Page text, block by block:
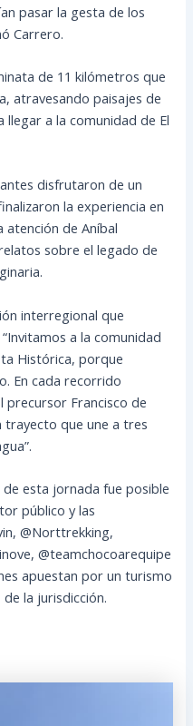
pasar la gesta de los
Carrero.
de 11 kilómetros que
atravesando paisajes de
a la comunidad de El
disfrutaron de un
la experiencia en
atención de Aníbal
sobre el legado de
interregional que
a la comunidad
Histórica, porque
En cada recorrido
precursor Francisco de
trayecto que une a tres
esta jornada fue posible
público y las
@Norttrekking,
@teamchocoarequipe
apuestan por un turismo
la jurisdicción.